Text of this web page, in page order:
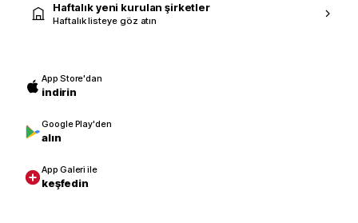
Haftalık yeni kurulan şirketler
Haftalık listeye göz atın
App Store'dan
indirin
Google Play'den
alın
App Galeri ile
keşfedin